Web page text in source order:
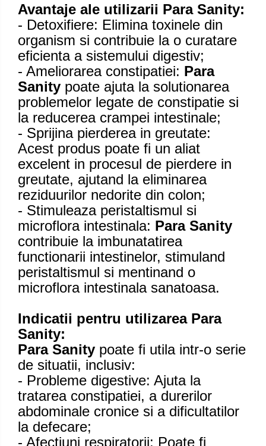
Avantaje ale utilizarii Para Sanity:
- Detoxifiere: Elimina toxinele din
organism si contribuie la o curatare
eficienta a sistemului digestiv;
- Ameliorarea constipatiei: Para
Sanity poate ajuta la solutionarea
problemelor legate de constipatie si
la reducerea crampei intestinale;
- Sprijina pierderea in greutate:
Acest produs poate fi un aliat
excelent in procesul de pierdere in
greutate, ajutand la eliminarea
reziduurilor nedorite din colon;
- Stimuleaza peristaltismul si
microflora intestinala: Para Sanity
contribuie la imbunatatirea
functionarii intestinelor, stimuland
peristaltismul si mentinand o
microflora intestinala sanatoasa.
Indicatii pentru utilizarea Para
Sanity:
Para Sanity poate fi utila intr-o serie
de situatii, inclusiv:
- Probleme digestive: Ajuta la
tratarea constipatiei, a durerilor
abdominale cronice si a dificultatilor
la defecare;
- Afectiuni respiratorii: Poate fi